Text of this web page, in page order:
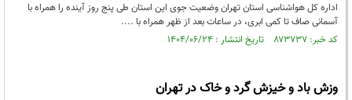
اداره کل هواشناسی استان تهران وضعیت جوی این استان طی پنج روز آینده را همراه با
آسمانی صاف تا کمی ابری، در ساعات بعد از ظهر همراه با ....
کد خبر: ۸۷۳۷۳۷ تاریخ انتشار : ۱۴۰۴/۰۶/۲۴
وزش باد و خیزش گرد و خاک در تهران